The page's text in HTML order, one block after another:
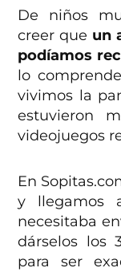
De niños
creer que un
podíamos
lo
vivimos la
estuvieron
videojuegos
En
y llegamos
necesitaba
dárselos los
para ser